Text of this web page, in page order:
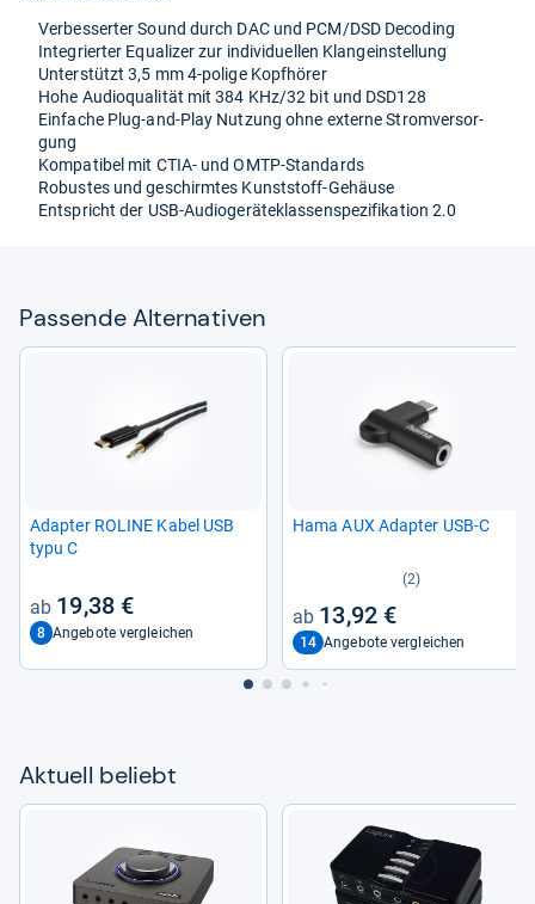
Ver­bes­ser­ter Sound durch DAC und PCM/DSD Deco­ding
Inte­grier­ter Equa­li­zer zur indi­vi­du­el­len Klan­gein­stel­lung
Unter­stützt 3,5 mm 4-​polige Kopf­hö­rer
Hohe Audio­qua­li­tät mit 384 KHz/32 bit und DSD128
Ein­fa­che Plug-​and-​Play Nut­zung ohne externe Strom­ver­sor­
gung
Kom­pa­ti­bel mit CTIA-​ und OMTP-​Stan­dards
Robus­tes und geschirm­tes Kunst­stoff-​Gehäuse
Ent­spricht der USB-​Audio­ge­rä­te­klas­sen­spe­zi­fi­ka­tion 2.0
Pas­sende Alter­na­ti­ven
Adap­ter ROLINE Kabel USB
typu C
19,38 €
8 Angebote vergleichen
Hama AUX Adap­ter USB-​C
(2)
13,92 €
14 Angebote vergleichen
Aktu­ell beliebt